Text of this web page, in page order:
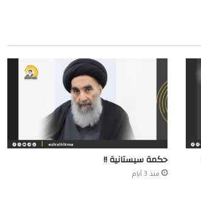
حكمة سيستانية !!
منذ 3 أيام